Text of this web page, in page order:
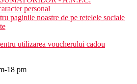
personal
paginile noastre de pe retelele sociale
utilizarea voucherului cadou
18 pm